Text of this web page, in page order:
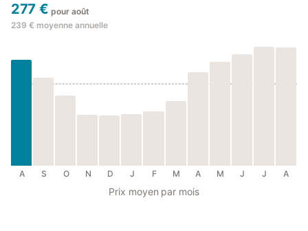
277 € pour août
239 € moyenne annuelle
A S O N D J F M A M J J A
Prix moyen par mois